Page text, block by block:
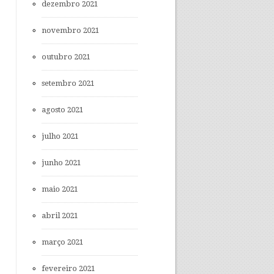
dezembro 2021
novembro 2021
outubro 2021
setembro 2021
agosto 2021
julho 2021
junho 2021
maio 2021
abril 2021
março 2021
fevereiro 2021